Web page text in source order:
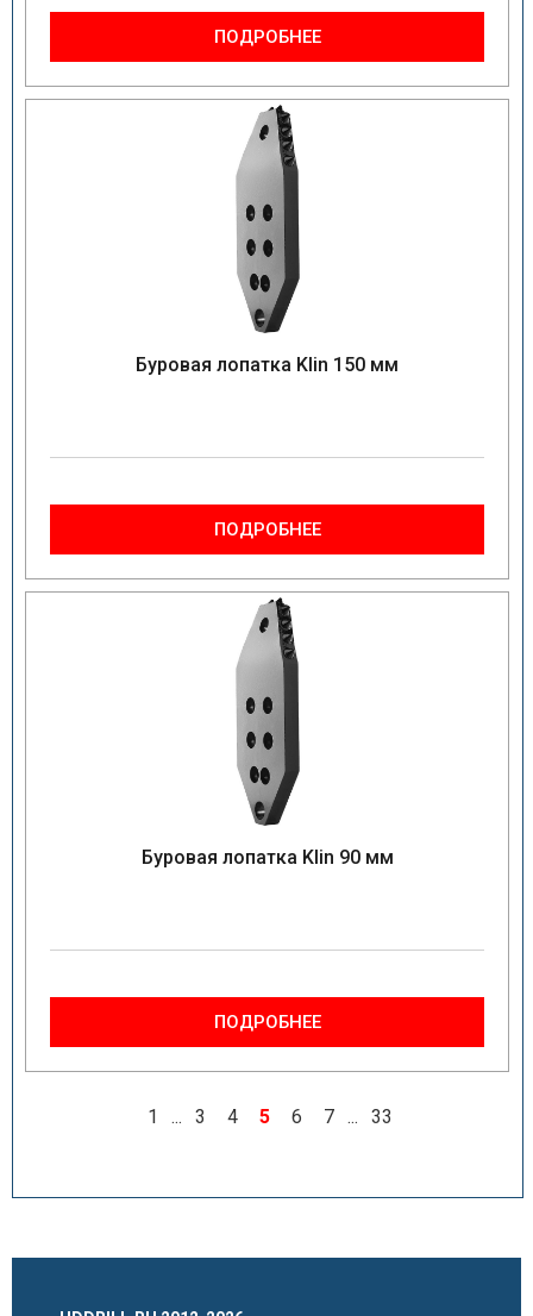
ПОДРОБНЕЕ
Буровая лопатка Klin 150 мм
ПОДРОБНЕЕ
Буровая лопатка Klin 90 мм
ПОДРОБНЕЕ
1 ... 3 4 5 6 7 ... 33